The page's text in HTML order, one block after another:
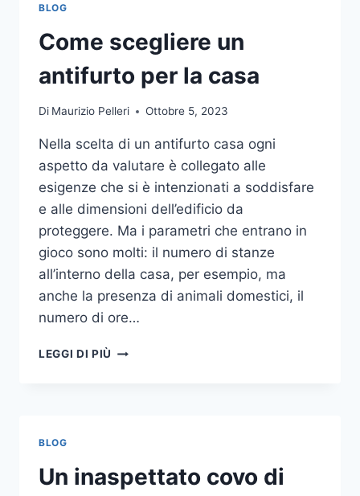
A
UNA
TIPOGRAFIA
ECCO
SCEGLIERE
BLOG
Come scegliere un
antifurto per la casa
Di Maurizio Pelleri Ottobre 5, 2023
Nella scelta di un antifurto casa ogni
aspetto da valutare è collegato alle
esigenze che si è intenzionati a soddisfare
e alle dimensioni dell’edificio da
proteggere. Ma i parametri che entrano in
gioco sono molti: il numero di stanze
all’interno della casa, per esempio, ma
anche la presenza di animali domestici, il
numero di ore…
LEGGI DI PIÙ COME
BLOG
Un inaspettato covo di